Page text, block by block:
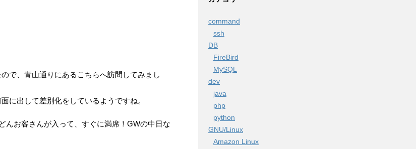
で、青山通りにあるこちらへ訪問してみまし
に出して差別化をしているようですね。
んお客さんが入って、すぐに満席！GWの中日な
command
ssh
DB
FireBird
MySQL
dev
java
php
python
GNU/Linux
Amazon Linux